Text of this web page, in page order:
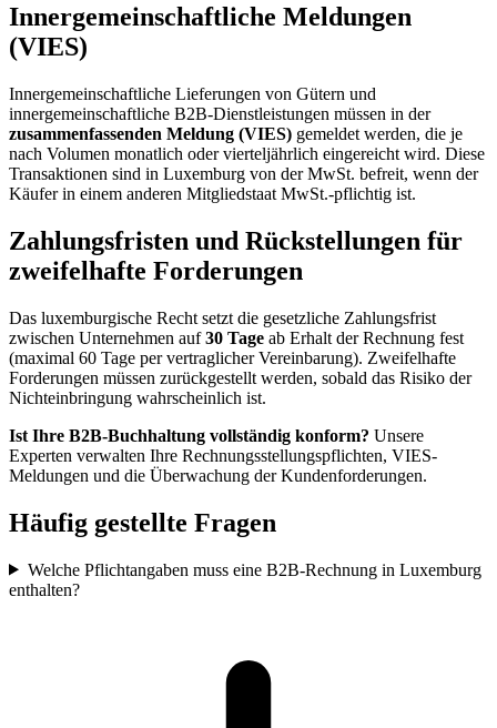
Innergemeinschaftliche Meldungen
(VIES)
Innergemeinschaftliche Lieferungen von Gütern und
innergemeinschaftliche B2B-Dienstleistungen müssen in der
zusammenfassenden Meldung (VIES) gemeldet werden, die je
nach Volumen monatlich oder vierteljährlich eingereicht wird. Diese
Transaktionen sind in Luxemburg von der MwSt. befreit, wenn der
Käufer in einem anderen Mitgliedstaat MwSt.-pflichtig ist.
Zahlungsfristen und Rückstellungen für
zweifelhafte Forderungen
Das luxemburgische Recht setzt die gesetzliche Zahlungsfrist
zwischen Unternehmen auf30 Tage ab Erhalt der Rechnung fest
(maximal 60 Tage per vertraglicher Vereinbarung). Zweifelhafte
Forderungen müssen zurückgestellt werden, sobald das Risiko der
Nichteinbringung wahrscheinlich ist.
Ist Ihre B2B-Buchhaltung vollständig konform? Unsere
Experten verwalten Ihre Rechnungsstellungspflichten, VIES-
Meldungen und die Überwachung der Kundenforderungen.
Häufig gestellte Fragen
Welche Pflichtangaben muss eine B2B-Rechnung in Luxemburg
enthalten?